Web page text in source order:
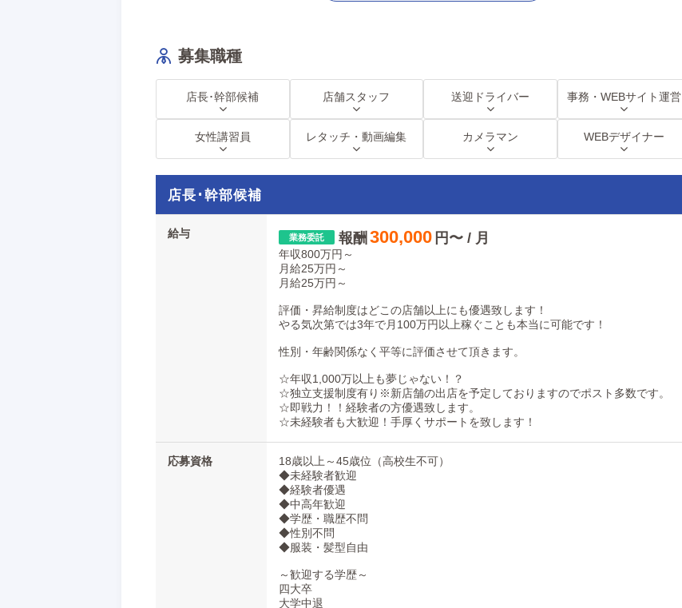
未経験スタートでも月収100万円以上！
★未経験者・経験者大歓迎★日払い可！★高収入★残業一切なし！
今物凄い勢いで伸びてるこの業界。で働いてみませんか？
頑張りは必ず評価致します！
応募方法はメール・SNS・電話どんな事でも大丈夫です！
社員に興味のある方は新店舗の店長・幹部候補のポストも空いております！！！
月収100万円も目指せるお店です！！
どうせ働くなら、勢いがあって
待遇のよいお店で働きませんか？
当店は、女性セラピスト・お客様ともに安心して利用できる店舗運営を徹底しています！
出来ることが増えれば増えるほど、
昇給や昇格という形でしっかりと評価されていきます！
空きポストも多数あり、
役職者が詰まっていて昇格できない…なんてことはありません！
〖未経験スタートでも稼げます！〗
”頑張りたい”という気持ちがあれば大歓迎。
募集職種
店長･幹部候補 店舗スタッフ 送迎ドライバー 事務・WEBサイト運営
女性講習員 レタッチ・動画編集 カメラマン WEBデザイナー
店長･幹部候補
給与 報酬 300,000 円〜 / 月
年収800万円～
月給25万円～
月給25万円～
評価・昇給制度はどこの店舗以上にも優遇致します！
やる気次第では3年で月100万円以上稼ぐことも本当に可能です！
性別・年齢関係なく平等に評価させて頂きます。
☆年収1,000万以上も夢じゃない！？
☆独立支援制度有り※新店舗の出店を予定しておりますのでポスト多数です。
☆即戦力！！経験者の方優遇致します。
☆未経験者も大歓迎！手厚くサポートを致します！
応募資格
18歳以上～45歳位（高校生不可）
◆未経験者歓迎
◆経験者優遇
◆中高年歓迎
◆学歴・職歴不問
◆性別不問
◆服装・髪型自由
～歓迎する学歴～
四大卒
大学中退